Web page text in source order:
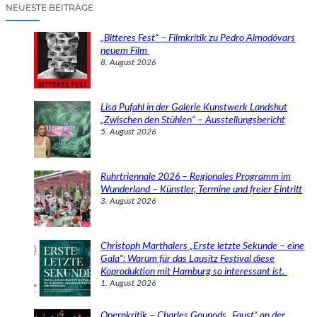
NEUESTE BEITRÄGE
„Bitteres Fest“ – Filmkritik zu Pedro Almodóvars
neuem Film
8. August 2026
Lisa Pufahl in der Galerie Kunstwerk Landshut
„Zwischen den Stühlen“ – Ausstellungsbericht
5. August 2026
Ruhrtriennale 2026 – Regionales Programm im
Wunderland – Künstler, Termine und freier Eintritt
3. August 2026
Christoph Marthalers „Erste letzte Sekunde – eine
Gala“: Warum für das Lausitz Festival diese
Koproduktion mit Hamburg so interessant ist.
1. August 2026